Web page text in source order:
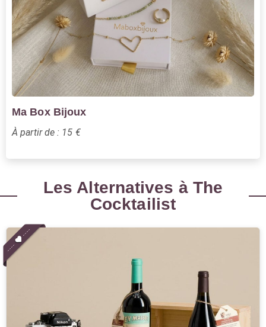
Ma Box Bijoux
À partir de : 15 €
Les Alternatives à The
Cocktailist